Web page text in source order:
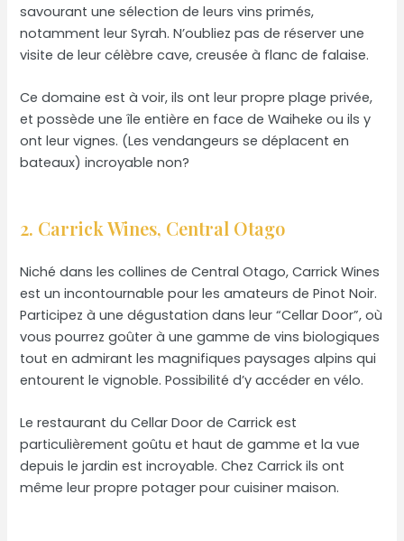
savourant une sélection de leurs vins primés,
notamment leur Syrah. N’oubliez pas de réserver une
visite de leur célèbre cave, creusée à flanc de falaise.
Ce domaine est à voir, ils ont leur propre plage privée,
et possède une île entière en face de Waiheke ou ils y
ont leur vignes. (Les vendangeurs se déplacent en
bateaux) incroyable non?
2. Carrick Wines, Central Otago
Niché dans les collines de Central Otago, Carrick Wines
est un incontournable pour les amateurs de Pinot Noir.
Participez à une dégustation dans leur “Cellar Door”, où
vous pourrez goûter à une gamme de vins biologiques
tout en admirant les magnifiques paysages alpins qui
entourent le vignoble. Possibilité d’y accéder en vélo.
Le restaurant du Cellar Door de Carrick est
particulièrement goûtu et haut de gamme et la vue
depuis le jardin est incroyable. Chez Carrick ils ont
même leur propre potager pour cuisiner maison.